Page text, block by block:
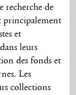
recherche de
principalement
et
leurs
des fonds et
Les
collections